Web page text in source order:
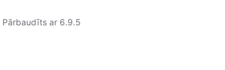
Pārbaudīts ar 6.9.5